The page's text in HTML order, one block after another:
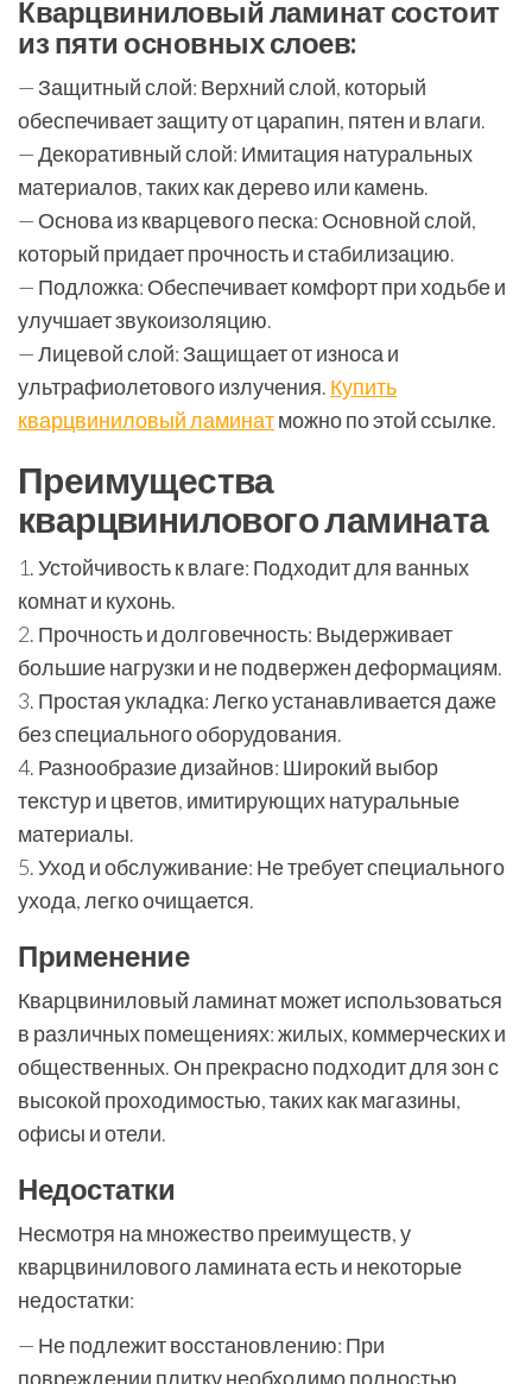
Кварцвиниловый ламинат состоит
из пяти основных слоев:
— Защитный слой: Верхний слой, который
обеспечивает защиту от царапин, пятен и влаги.
— Декоративный слой: Имитация натуральных
материалов, таких как дерево или камень.
— Основа из кварцевого песка: Основной слой,
который придает прочность и стабилизацию.
— Подложка: Обеспечивает комфорт при ходьбе и
улучшает звукоизоляцию.
— Лицевой слой: Защищает от износа и
ультрафиолетового излучения. Купить
кварцвиниловый ламинатможно по этой ссылке.
Преимущества
кварцвинилового ламината
1. Устойчивость к влаге: Подходит для ванных
комнат и кухонь.
2. Прочность и долговечность: Выдерживает
большие нагрузки и не подвержен деформациям.
3. Простая укладка: Легко устанавливается даже
без специального оборудования.
4. Разнообразие дизайнов: Широкий выбор
текстур и цветов, имитирующих натуральные
материалы.
5. Уход и обслуживание: Не требует специального
ухода, легко очищается.
Применение
Кварцвиниловый ламинат может использоваться
в различных помещениях: жилых, коммерческих и
общественных. Он прекрасно подходит для зон с
высокой проходимостью, таких как магазины,
офисы и отели.
Недостатки
Несмотря на множество преимуществ, у
кварцвинилового ламината есть и некоторые
недостатки:
— Не подлежит восстановлению: При
повреждении плитку необходимо полностью